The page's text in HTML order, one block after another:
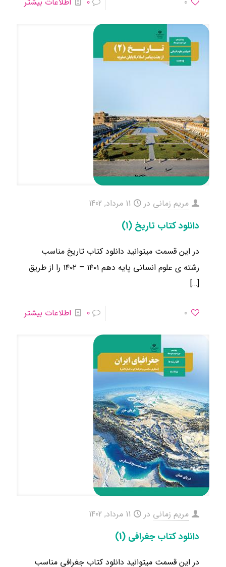
مریم زمانی در 11 مرداد, 1402
دانلود کتاب تاریخ (1)
در این قسمت میتوانید دانلود کتاب تاریخ مناسب
رشته ی علوم انسانی ​پایه دهم ۱۴۰۱ – ۱۴۰۲ را از طریق
[…]
0
0 اطلاعات بیشتر
مریم زمانی در 11 مرداد, 1402
دانلود کتاب جغرافی (1)
در این قسمت میتوانید دانلود کتاب جغرافی مناسب